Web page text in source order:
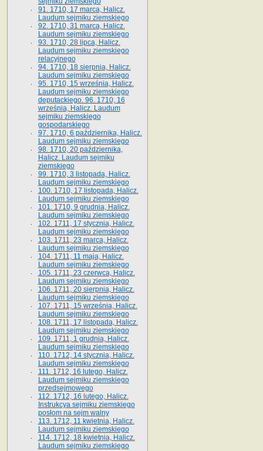
91. 1710, 17 marca, Halicz.
Laudum sejmiku ziemskiego
92. 1710, 31 marca, Halicz.
Laudum sejmiku ziemskiego
93. 1710, 28 lipca, Halicz.
Laudum sejmiku ziemskiego
relacyjnego
94. 1710, 18 sierpnia, Halicz.
Laudum sejmiku ziemskiego
95. 1710, 15 września, Halicz.
Laudum sejmiku ziemskiego
deputackiego. 96. 1710, 16
września, Halicz. Laudum
sejmiku ziemskiego
gospodarskiego
97. 1710, 6 października, Halicz.
Laudum sejmiku ziemskiego
98. 1710, 20 października,
Halicz. Laudum sejmiku
ziemskiego
99. 1710, 3 listopada, Halicz.
Laudum sejmiku ziemskiego
100. 1710, 17 listopada, Halicz.
Laudum sejmiku ziemskiego
101. 1710, 9 grudnia, Halicz.
Laudum sejmiku ziemskiego
102. 1711, 17 stycznia, Halicz.
Laudum sejmiku ziemskiego
103. 1711, 23 marca, Halicz.
Laudum sejmiku ziemskiego
104. 1711, 11 maja, Halicz.
Laudum sejmiku ziemskiego
105. 1711, 23 czerwca, Halicz.
Laudum sejmiku ziemskiego
106. 1711, 20 sierpnia, Halicz.
Laudum sejmiku ziemskiego
107. 1711, 15 września, Halicz.
Laudum sejmiku ziemskiego
108. 1711, 17 listopada, Halicz.
Laudum sejmiku ziemskiego
109. 1711, 1 grudnia, Halicz.
Laudum sejmiku ziemskiego
110. 1712, 14 stycznia, Halicz.
Laudum sejmiku ziemskiego
111. 1712, 16 lutego, Halicz.
Laudum sejmiku ziemskiego
przedsejmowego
112. 1712, 16 lutego, Halicz.
Instrukcya sejmiku ziemskiego
posłom na sejm walny
113. 1712, 11 kwietnia, Halicz.
Laudum sejmiku ziemskiego
114. 1712, 18 kwietnia, Halicz.
Laudum sejmiku ziemskiego